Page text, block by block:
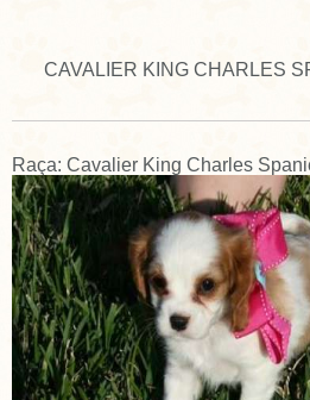
CAVALIER KING CHARLES
Raça: Cavalier King Charles